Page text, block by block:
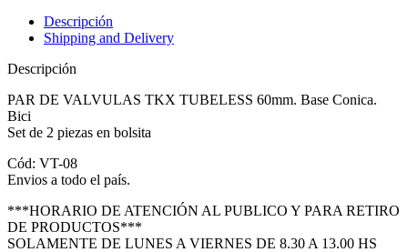
Descripción
Shipping and Delivery
Descripción
PAR DE VALVULAS TKX TUBELESS 60mm. Base Conica.
Bici
Set de 2 piezas en bolsita
Cód: VT-08
Envios a todo el país.
***HORARIO DE ATENCIÓN AL PUBLICO Y PARA RETIRO
DE PRODUCTOS***
SOLAMENTE DE LUNES A VIERNES DE 8.30 A 13.00 HS